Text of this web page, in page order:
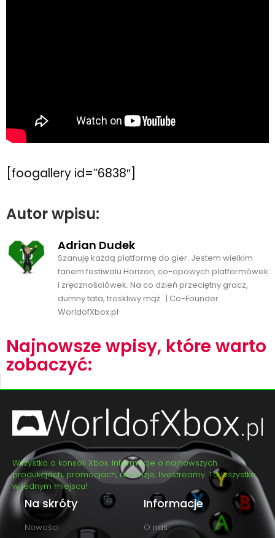
[foogallery id=”6838″]
Autor wpisu:
Adrian Dudek
Szanuję każdą platformę do gier. Jestem wielkim
fanem festiwalu Horizon, co-opowych platformówek
i zręcznościówek. Na co dzień przeciętny gracz,
dumny tata, troskliwy mąż. | Co-Founder
WorldofXbox.pl
Najnowsze wpisy, które warto
zobaczyć:
Wszystko o konsoli Xbox. Informacje o najnowszych
produkcjach, promocjach, recenzje, livestreamy. To wszystko
w jednym miejscu!
Na skróty
Nowości
Informacje
O nas